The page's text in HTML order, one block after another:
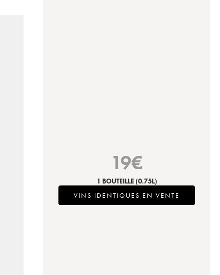
19€
1 BOUTEILLE (0.75L)
VINS IDENTIQUES EN VENTE